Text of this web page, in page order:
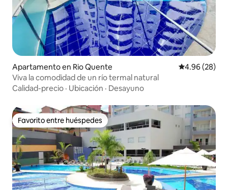
Apartamento en Rio Quente Calificación
4.96 (28)
Viva la comodidad de un río termal natural
Calidad-precio · Ubicación · Desayuno
Favorito entre huéspedes
Favorito entre huéspedes